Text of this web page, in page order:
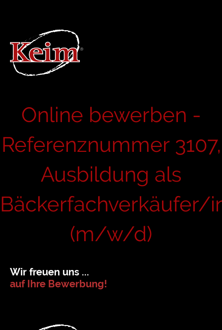
Online bewerben -
Referenznummer 3107,
Ausbildung als
Bäckerfachverkäufer/
(m/w/d)
Wir freuen uns ...
auf Ihre Bewerbung!